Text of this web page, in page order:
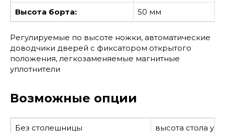
Высота борта:
50 мм
Регулируемые по высоте ножки, автоматические
доводчики дверей с фиксатором открытого
положения, легкозаменяемые магнитные
уплотнители
Возможные опции
Без столешницы
высота стола